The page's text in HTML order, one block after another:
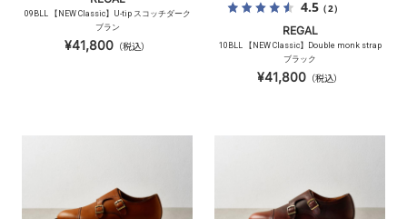
09BLL 【NEW Classic】U-tip スコッチダーク
ブラン
¥41,800 （税込）
4.5（2）
REGAL
10BLL 【NEW Classic】Double monk strap
ブラック
¥41,800 （税込）